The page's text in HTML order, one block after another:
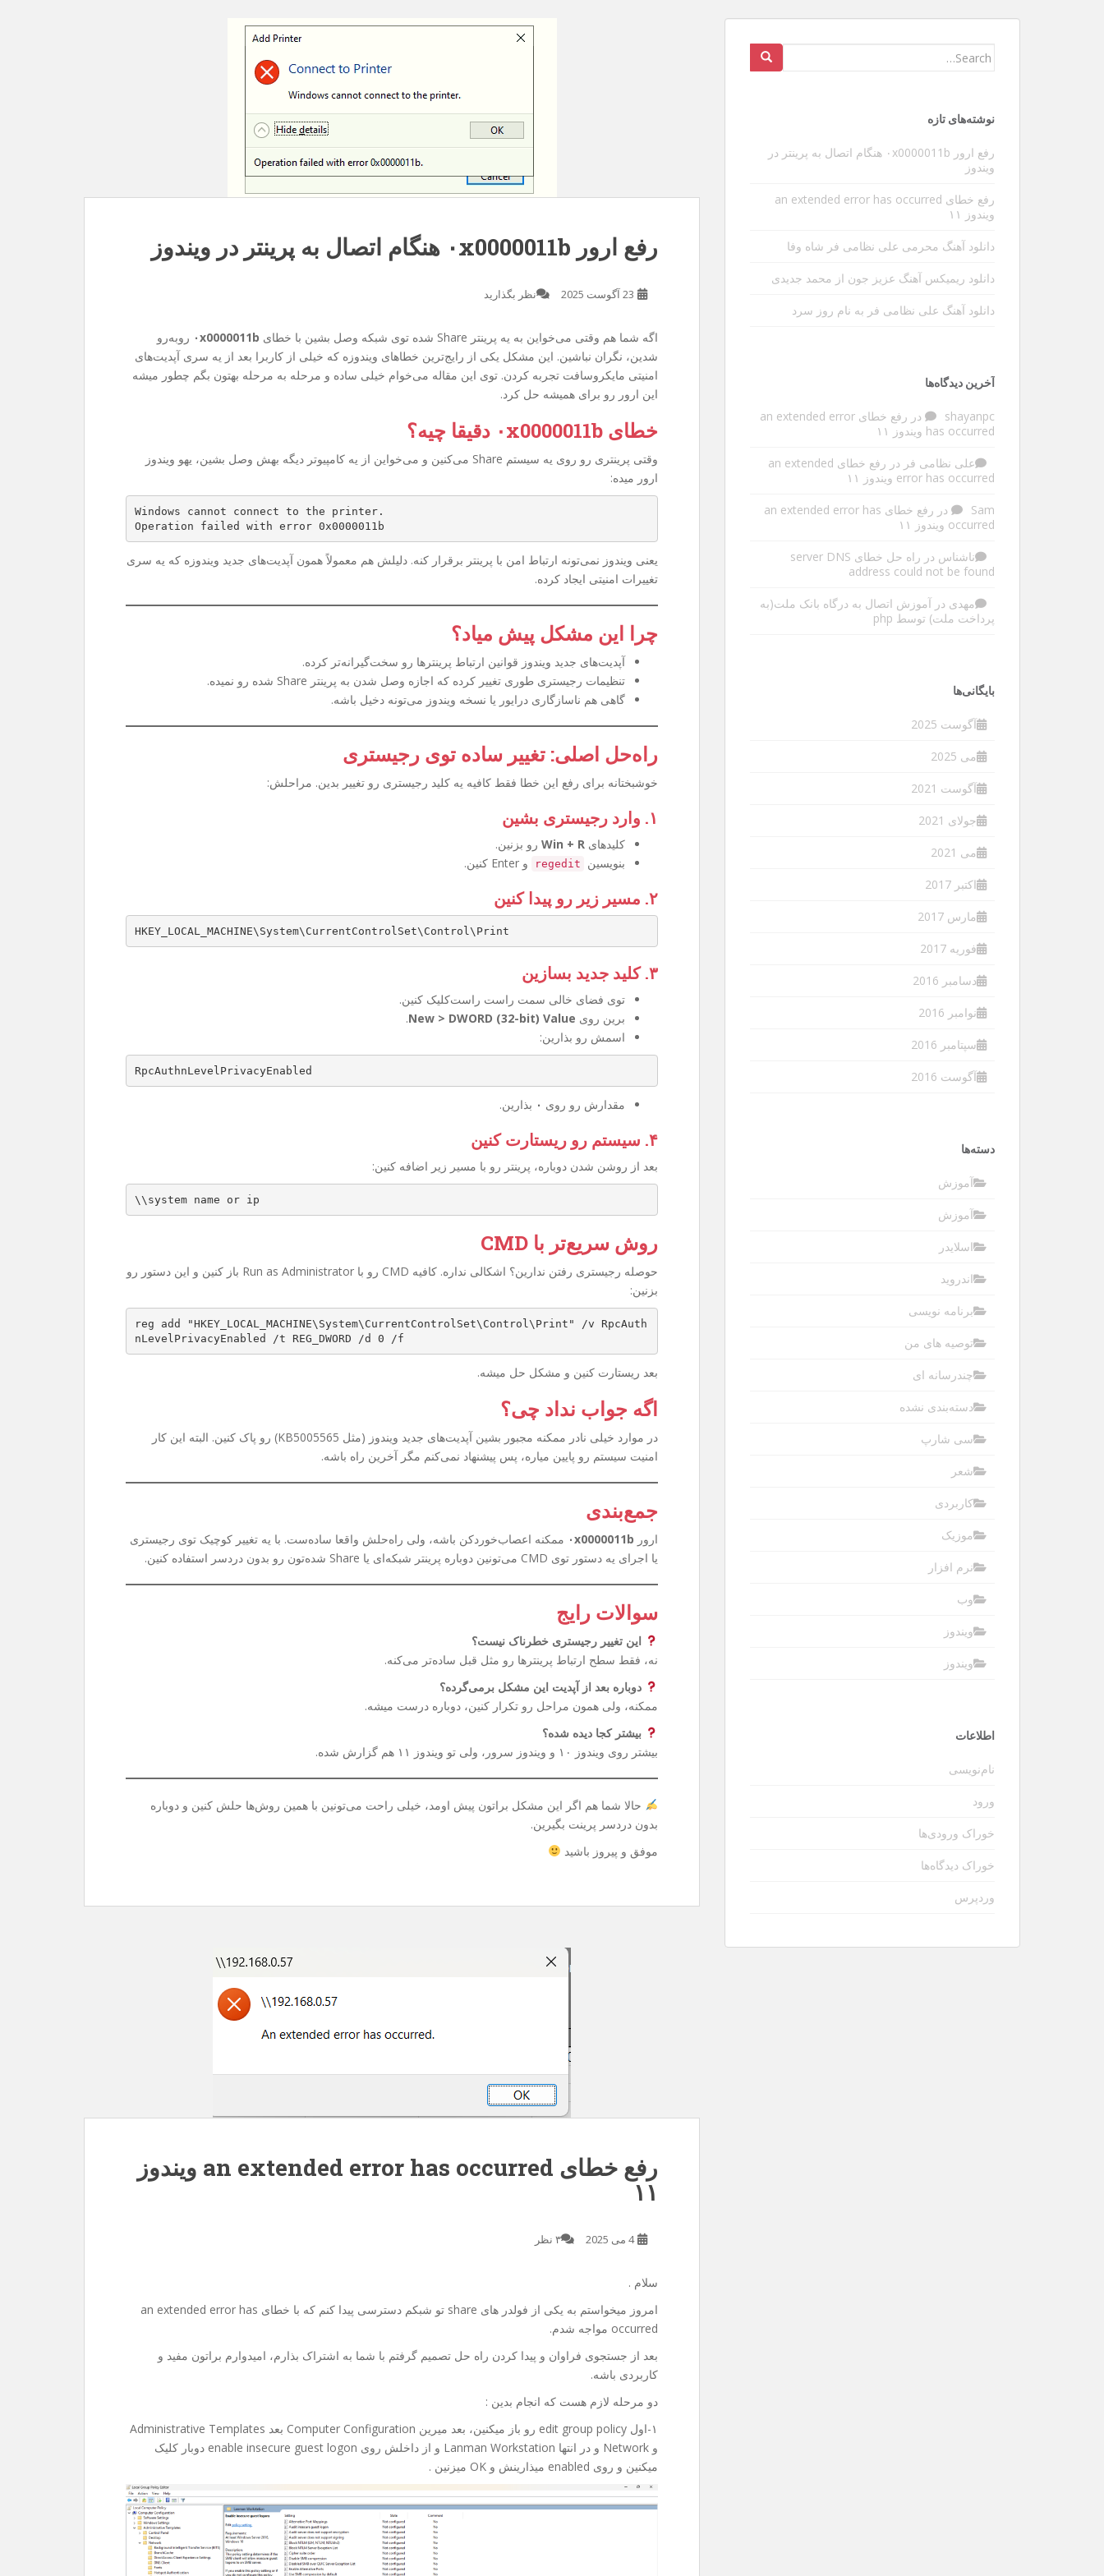
عوارض ویبره گوشی در طولانی مدت
شدیدا داره منو آزار میده البته مطلبی که میخوام بنویسم ربطی به سرفه نداره و مربوط به قضیه
ی مهم دیگه ای هست . بین کارها یه تایم خالی پیدا کردم و فرصت رو غنیمت شمردم و با گوشی
[…]
رفع ارور ۰x0000011b هنگام اتصال به پرینتر در ویندوز
23 آگوست 2025 نظر بگذارید
اگه شما هم وقتی می‌خواین به یه پرینتر Share شده توی شبکه وصل بشین با خطای ۰x0000011b روبه‌رو
شدین، نگران نباشین. این مشکل یکی از رایج‌ترین خطاهای ویندوزه که خیلی از کاربرا بعد از یه سری آپدیت‌های
امنیتی مایکروسافت تجربه کردن. توی این مقاله می‌خوام خیلی ساده و مرحله به مرحله بهتون بگم چطور میشه
این ارور رو برای همیشه حل کرد.
خطای ۰x0000011b دقیقا چیه؟
وقتی پرینتری رو روی یه سیستم Share می‌کنین و می‌خواین از یه کامپیوتر دیگه بهش وصل بشین، یهو ویندوز
ارور میده:
Windows cannot connect to the printer.
Operation failed with error 0x0000011b
یعنی ویندوز نمی‌تونه ارتباط امن با پرینتر برقرار کنه. دلیلش هم معمولاً همون آپدیت‌های جدید ویندوزه که یه سری
تغییرات امنیتی ایجاد کرده.
چرا این مشکل پیش میاد؟
آپدیت‌های جدید ویندوز قوانین ارتباط پرینترها رو سخت‌گیرانه‌تر کرده.
تنظیمات رجیستری طوری تغییر کرده که اجازه وصل شدن به پرینتر Share شده رو نمیده.
گاهی هم ناسازگاری درایور یا نسخه ویندوز می‌تونه دخیل باشه.
راه‌حل اصلی: تغییر ساده توی رجیستری
خوشبختانه برای رفع این خطا فقط کافیه یه کلید رجیستری رو تغییر بدین. مراحلش:
۱. وارد رجیستری بشین
کلیدهای Win + R رو بزنین.
بنویسین
regedit و Enter کنین.
۲. مسیر زیر رو پیدا کنین
HKEY_LOCAL_MACHINE\System\CurrentControlSet\Control\Print
۳. کلید جدید بسازین
توی فضای خالی سمت راست راست‌کلیک کنین.
برین روی New > DWORD (32-bit) Value
.
اسمش رو بذارین:
RpcAuthnLevelPrivacyEnabled
مقدارش رو روی ۰ بذارین.
۴. سیستم رو ریستارت کنین
بعد از روشن شدن دوباره، پرینتر رو با مسیر زیر اضافه کنین:
\\system name or ip
روش سریع‌تر با CMD
حوصله رجیستری رفتن ندارین؟ اشکالی نداره. کافیه CMD رو با Run as Administrator باز کنین و این دستور رو
بزنین:
reg add "HKEY_LOCAL_MACHINE\System\CurrentControlSet\Control\Print" /v RpcAuth
nLevelPrivacyEnabled /t REG_DWORD /d 0 /f
بعد ریستارت کنین و مشکل حل میشه.
اگه جواب نداد چی؟
در موارد خیلی نادر ممکنه مجبور بشین آپدیت‌های جدید ویندوز (مثل KB5005565) رو پاک کنین. البته این کار
امنیت سیستم رو پایین میاره، پس پیشنهاد نمی‌کنم مگر آخرین راه باشه.
جمع‌بندی
ارور ۰x0000011b ممکنه اعصاب‌خوردکن باشه، ولی راه‌حلش واقعا ساده‌ست. با یه تغییر کوچیک توی رجیستری
یا اجرای یه دستور توی CMD می‌تونین دوباره پرینتر شبکه‌ای یا Share شده‌تون رو بدون دردسر استفاده کنین.
سوالات رایج
این تغییر رجیستری خطرناک نیست؟
نه، فقط سطح ارتباط پرینترها رو مثل قبل ساده‌تر می‌کنه.
دوباره بعد از آپدیت این مشکل برمی‌گرده؟
ممکنه، ولی همون مراحل رو تکرار کنین، دوباره درست میشه.
بیشتر کجا دیده شده؟
بیشتر روی ویندوز ۱۰ و ویندوز سرور، ولی تو ویندوز ۱۱ هم گزارش شده.
حالا شما هم اگر این مشکل براتون پیش اومد، خیلی راحت می‌تونین با همین روش‌ها حلش کنین و دوباره
بدون دردسر پرینت بگیرین.
موفق و پیروز باشید
رفع خطای an extended error has occurred ویندوز
۱۱
4 می 2025 ۳ نظر
سلام .
امروز میخواستم به یکی از فولدر های share تو شبکم دسترسی پیدا کنم که با خطای an extended error has
occurred مواجه شدم.
بعد از جستجوی فراوان و پیدا کردن راه حل تصمیم گرفتم با شما به اشتراک بذارم، امیدوارم براتون مفید و
کاربردی باشه.
دو مرحله لازم هست که انجام بدین :
۱-اول edit group policy رو باز میکنین، بعد میرین Computer Configuration بعد Administrative Templates
و Network و در انتها Lanman Workstation و از داخلش روی enable insecure guest logon دوبار کلیک
میکنین و روی enabled میذارینش و OK میزنین .
Search
نوشته‌های تازه
رفع ارور ۰x0000011b هنگام اتصال به پرینتر در
ویندوز
رفع خطای an extended error has occurred
ویندوز ۱۱
دانلود آهنگ محرمی علی نظامی فر شاه وفا
دانلود ریمیکس آهنگ عزیز جون از محمد جدیدی
دانلود آهنگ علی نظامی فر به نام روز سرد
آخرین دیدگاه‌ها
shayanpc در
رفع خطای an extended error
has occurred ویندوز ۱۱
علی نظامی فر در
رفع خطای an extended
error has occurred ویندوز ۱۱
Sam در
رفع خطای an extended error has
occurred ویندوز ۱۱
ناشناس در
راه حل خطای server DNS
address could not be found
مهدی در آموزش اتصال به درگاه بانک ملت(به
پرداخت ملت) توسط php
بایگانی‌ها
آگوست 2025
می 2025
آگوست 2021
جولای 2021
می 2021
اکتبر 2017
مارس 2017
فوریه 2017
دسامبر 2016
نوامبر 2016
سپتامبر 2016
آگوست 2016
دسته‌ها
آموزش
آموزش
اسلایدر
اندروید
برنامه نویسی
توصیه های من
چندرسانه ای
دسته‌بندی نشده
سی شارپ
شعر
کاربردی
موزیک
نرم افزار
وب
ویندوز
ویندوز
اطلاعات
نام‌نویسی
ورود
خوراک ورودی‌ها
خوراک دیدگاه‌ها
وردپرس